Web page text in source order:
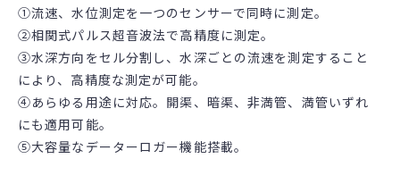
①流速、水位測定を一つのセンサーで同時に測定。
②相関式パルス超音波法で高精度に測定。
③水深方向をセル分割し、水深ごとの流速を測定すること
により、高精度な測定が可能。
④あらゆる用途に対応。開渠、暗渠、非満管、満管いずれ
にも適用可能。
⑤大容量なデーターロガー機能搭載。